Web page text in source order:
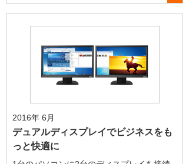
2016年 6月
デュアルディスプレイでビジネスをも
っと快適に